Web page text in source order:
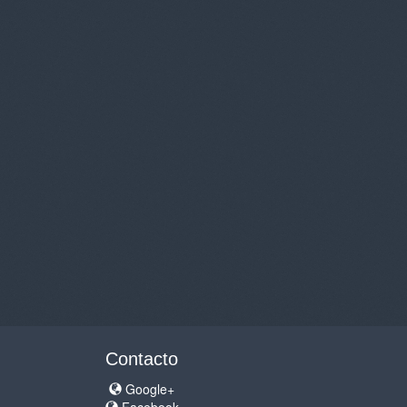
Contacto
Google+